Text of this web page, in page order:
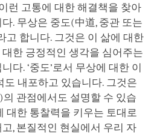
런 고통에 대한 해결책을 찾아
. 무상은 중도(中道, 중관 또는
고 합니다. 그것은 이 삶에 대한
한 긍정적인 생각을 심어주는
다. ‘중도’로서 무상에 대한 이
도 내포하고 있습니다. 그것은
의 관점에서도 설명할 수 있습
대한 통찰력을 키우는 토대로
, 본질적인 현실에서 우리 자